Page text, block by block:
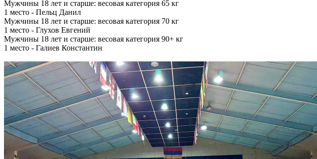
Мужчины 18 лет и старше: весовая категория 65 кг
1 место - Пельц Данил
Мужчины 18 лет и старше: весовая категория 70 кг
1 место - Глухов Евгений
Мужчины 18 лет и старше: весовая категория 90+ кг
1 место - Галиев Константин